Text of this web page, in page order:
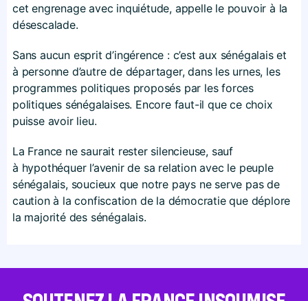
cet engrenage avec inquiétude, appelle le pouvoir à la
désescalade.
Sans aucun esprit d’ingérence : c’est aux sénégalais et
à personne d’autre de départager, dans les urnes, les
programmes politiques proposés par les forces
politiques sénégalaises. Encore faut-il que ce choix
puisse avoir lieu.
La France ne saurait rester silencieuse, sauf
à hypothéquer l’avenir de sa relation avec le peuple
sénégalais, soucieux que notre pays ne serve pas de
caution à la confiscation de la démocratie que déplore
la majorité des sénégalais.